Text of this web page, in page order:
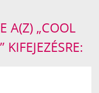
A(Z) „COOL